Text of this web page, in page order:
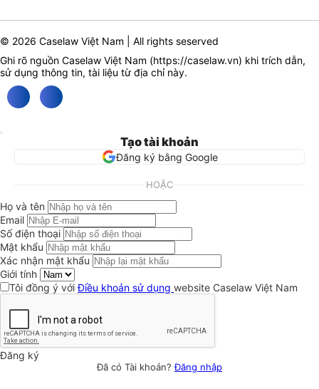
© 2026 Caselaw Việt Nam | All rights seserved
Ghi rõ nguồn Caselaw Việt Nam (https://caselaw.vn) khi trích dẫn,
sử dụng thông tin, tài liệu từ địa chỉ này.
Tạo tài khoản
Đăng ký bằng Google
HOẶC
Họ và tên
Email
Số điện thoại
Mật khẩu
Xác nhận mật khẩu
Giới tính
Tôi đồng ý vớiĐiều khoản sử dụng website Caselaw Việt Nam
Đăng ký
Đã có Tài khoản?Đăng nhập